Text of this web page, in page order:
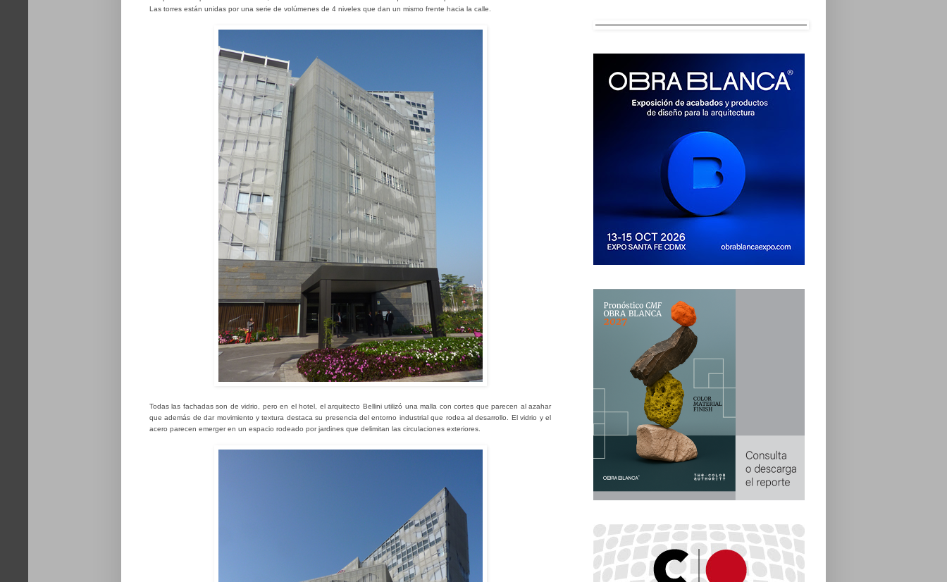
Las torres están unidas por una serie de volúmenes de 4 niveles que dan un mismo frente hacia la calle.
Todas las fachadas son de vidrio, pero en el hotel, el arquitecto Bellini utilizó una malla con cortes que parecen al azahar
que además de dar movimiento y textura destaca su presencia del entorno industrial que rodea al desarrollo.
El vidrio y el
acero parecen emerger en un espacio rodeado por jardines que delimitan las circulaciones exteriores.